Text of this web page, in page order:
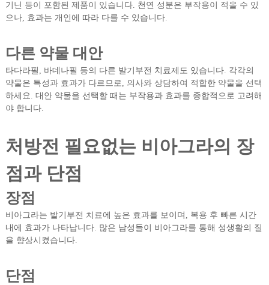
기닌 등이 포함된 제품이 있습니다. 천연 성분은 부작용이 적을 수 있
으나, 효과는 개인에 따라 다를 수 있습니다.
다른 약물 대안
타다라필, 바데나필 등의 다른 발기부전 치료제도 있습니다. 각각의
약물은 특성과 효과가 다르므로, 의사와 상담하여 적합한 약물을 선택
하세요. 대안 약물을 선택할 때는 부작용과 효과를 종합적으로 고려해
야 합니다.
처방전 필요없는 비아그라의 장
점과 단점
장점
비아그라는 발기부전 치료에 높은 효과를 보이며, 복용 후 빠른 시간
내에 효과가 나타납니다. 많은 남성들이 비아그라를 통해 성생활의 질
을 향상시켰습니다.
단점